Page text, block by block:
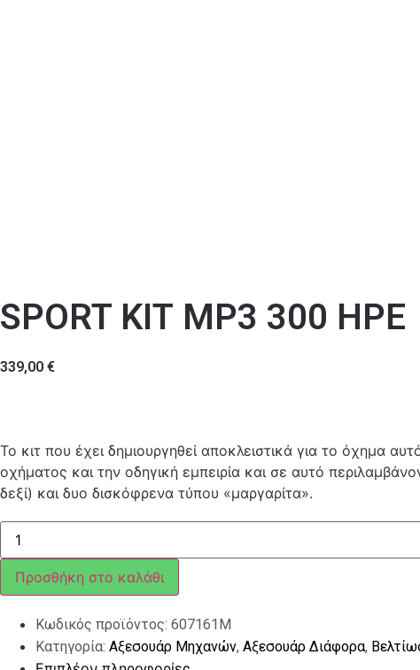
SPORT KIΤ MP3 300 HPE
339,00 €
Το κιτ που έχει δημιουργηθεί αποκλειστικά για το όχημα
οχήματος και την οδηγική εμπειρία και σε αυτό
δεξί) και δυο δισκόφρενα τύπου «μαργαρίτα».
SPORT
KIΤ
MP3
300
HPE
ποσότητα
Προσθήκη στο καλάθι
Κωδικός προϊόντος: 607161M
Κατηγορία: Αξεσουάρ Μηχανών, Αξεσουάρ Διάφορα,